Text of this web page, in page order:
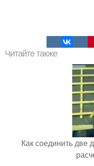
Читайте также
Как соединить две